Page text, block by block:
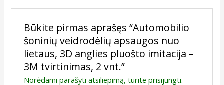
Būkite pirmas aprašęs “Automobilio
šoninių veidrodėlių apsaugos nuo
lietaus, 3D anglies pluošto imitacija –
3M tvirtinimas, 2 vnt.”
Norėdami parašyti atsiliepimą, turite prisijungti.